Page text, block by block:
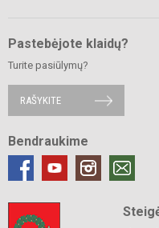
Pastebėjote klaidų?
Turite pasiūlymų?
RAŠYKITE
Bendraukime